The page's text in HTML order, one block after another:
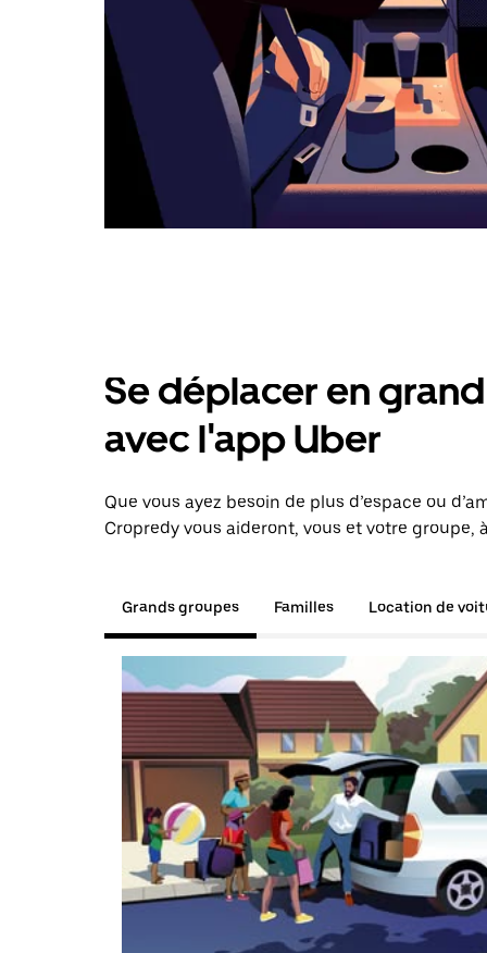
Se déplacer en
avec l'app Uber
Que vous ayez besoin de plus d’espace ou
Cropredy vous aideront, vous et votre groupe,
Grands groupes Familles Location de